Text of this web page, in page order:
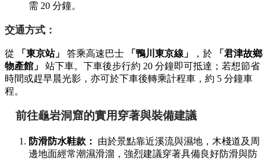
需 20 分鐘。
交通方式：
從 「東京站」 答乘高速巴士 「鴨川東京線」 ，於
「君津故鄉
物產館」
站下車。下車後步行約 20 分鐘即可抵達；若想節省
時間或趕早晨光影，亦可於下車後轉乘計程車，約 5 分鐘車
程。
前往龜岩洞窟的實用穿著與裝備建議
防滑防水鞋款：
由於景點靠近溪流與濕地，木棧道及周
邊地面經常潮濕滑溜，強烈建議穿著具備良好防滑與防